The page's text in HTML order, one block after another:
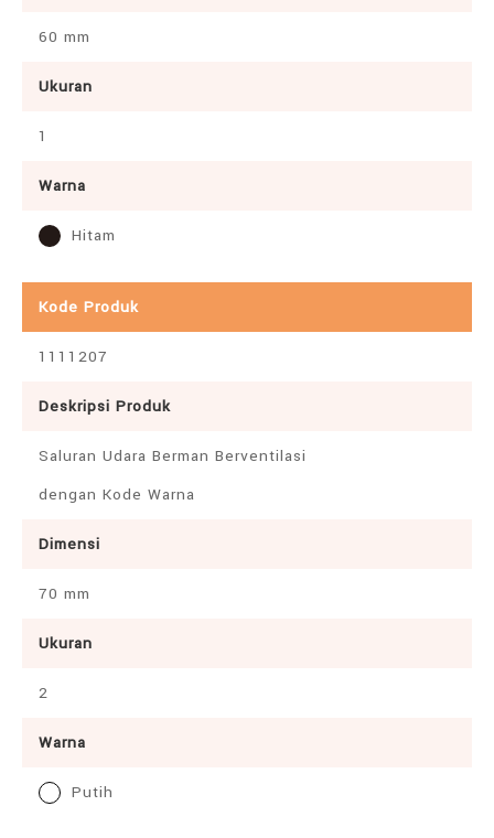
60 mm
Ukuran
1
Warna
Hitam
Kode Produk
1111207
Deskripsi Produk
Saluran Udara Berman Berventilasi
dengan Kode Warna
Dimensi
70 mm
Ukuran
2
Warna
Putih